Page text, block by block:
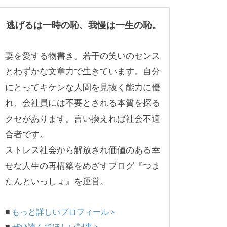
逃げるは一時の恥、我慢は一生の恥。
妻を愛する物書き。 若干の笑いのセンス
とわずかな文章力で生きています。自分
にとってキケンな人間を見抜く能力に優
れ、 会社員には不要とされる本質を探る
クセがあります。 言い換えれば社会不適
合者です。
ストレス社会から解放され価値のある幸
せな人生の再構築をめざすブログ『つま
たんといっしょ』を運営。
■ もっと詳しいプロフィール >